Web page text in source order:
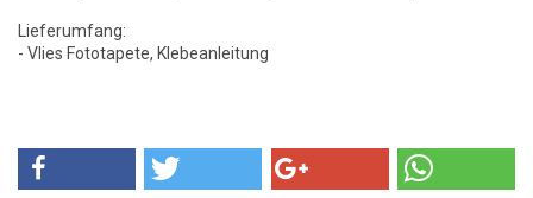
Lieferumfang:
- Vlies Fototapete, Klebeanleitung